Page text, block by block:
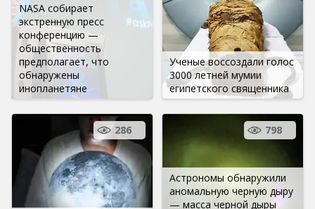
NASA собирает
экстренную пресс
конференцию —
общественность
предполагает, что
обнаружены
инопланетяне
Ученые воссоздали голос
3000 летней мумии
египетского священника
286
Астрономы обнаружили
аномальную черную дыру
— масса черной дыры
798